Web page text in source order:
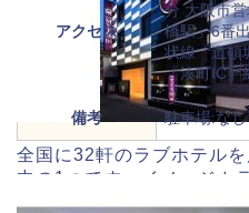
全国に32軒のラブホテル
中の1つです。イメージカ
11日にグランドオープン
アクセス
分 大阪市
橋駅」6番
状線「道頓
「湊町IC」
備考 駐車場:なし